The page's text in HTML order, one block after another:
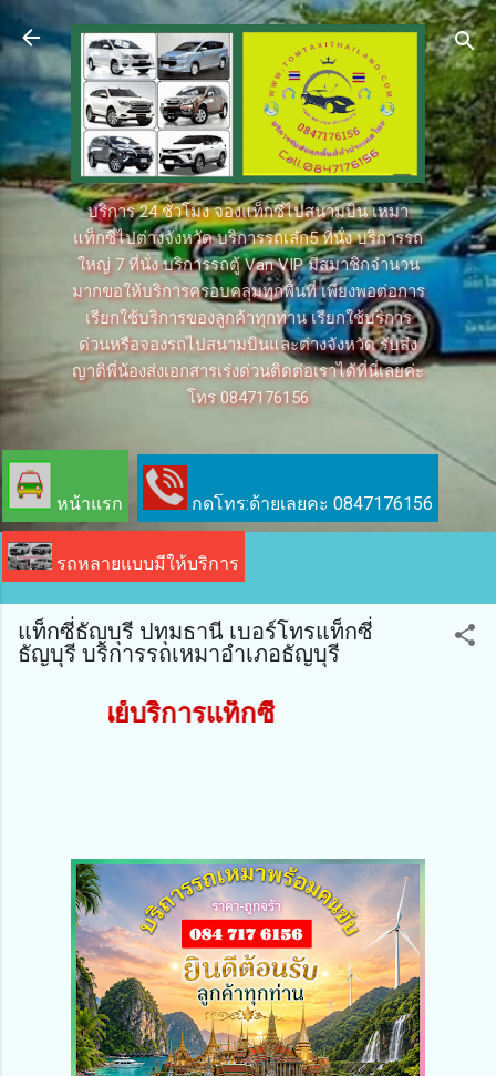
ข้ามไปที่เนื้อหาหลัก
บริการ 24 ชั่วโมง จองแท็กซี่ไปสนามบิน เหมา
แท็กซี่ไปต่างจังหวัด บริการรถเล๋ก5 ที่นั่ง บริการรถ
ใหญ่ 7 ที่นั่ง บริการรถตู้ Van VIP มีสมาชิกจำนวน
มากขอให้บริการครอบคลุมทุกพื้นที่ เพียงพอต่อการ
เรียกใช้บริการของลูกค้าทุกท่าน เรียกใช้บริการ
ด่วนหรือจองรถไปสนามบินและต่างจังหวัด รับส่ง
ญาติพี่น้องส่งเอกสารเร่งด่วนติดต่อเราได้ที่นี่เลยค่ะ
โทร 0847176156
หน้าแรก กดโทร:ด้ายเลยคะ 0847176156
รถหลายแบบมีให้บริการ
แท็กซี่ธัญบุรี ปทุมธานี เบอร์โทรแท็กซี่
ธัญบุรี บริการรถเหมาอำเภอธัญบุรี
รับ สู่ศูนย์บริการแท็กซี่ธัญญะคะ